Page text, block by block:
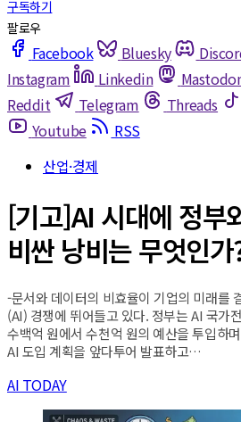
Facebook Bluesky
Instagram
Linkedin
Reddit
Telegram Threads
Youtube
RSS
산업·경제
[기고]AI 시대에 정부
비싼 낭비는 무엇인가
-문서와 데이터의 비효율이 기업의 미래를
(AI) 경쟁에 뛰어들고 있다. 정부는 AI 국가
수백억 원에서 수천억 원의 예산을 투입하
AI 도입 계획을 앞다투어 발표하고…
AI TODAY